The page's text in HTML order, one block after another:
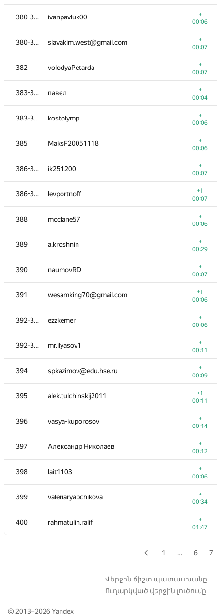
380-381 ivanpavluk00
+
00:06
380-381 slavakim.west@gmail.com
+
00:07
382 volodyaPetarda
+
00:07
383-384 павел
+
00:04
383-384 kostolymp
+
00:06
385 MaksF20051118
+
00:06
386-387 ik251200
+
00:07
386-387 levportnoff
+1
00:07
388 mcclane57
+
00:06
389 a.kroshnin
+
00:29
390 naumovRD
+
00:07
391 wesamking70@gmail.com
+1
00:06
392-393 ezzkemer
+
00:06
392-393 mr.ilyasov1
+
00:11
394 spkazimov@edu.hse.ru
+
00:09
395 alek.tulchinskij2011
+1
00:11
396 vasya-kuporosov
+
00:14
397 Александр Николаев
+
00:12
398 lait1103
+
00:06
399 valeriaryabchikova
+
00:34
400 rahmatulin.ralif
+
01:47
Александр Шеховцов
00:18
Ваня
00:05
umairahmadmirza986@gmail.com
00:12
366
00:16
volovich.eugene
00:50
georgii.khomutov@math.msu.ru
00:11
369 elena2206810681
00:04
vnvls
+1
01:03
Александр Иванов, ВФ ВолГУ
00:06
372 sungat.edu@gmail.com
01:03
373 pavlovaalexandra29
00:10
valerakameko
+
00:17
bermuda7
00:06
Дарина С.
00:51
377 Дмитрий Че
00:53
378 monic
+
00:11
379 almazshinbay
00:04
ivanpavluk00
00:06
slavakim.west@gmail.com
00:07
382 volodyaPetarda
00:07
павел
00:04
+
1 … 6 7
Վերջին ճիշտ պատասխանը
Ուղարկված վերջին լուծումը
© 2013–2026Yandex